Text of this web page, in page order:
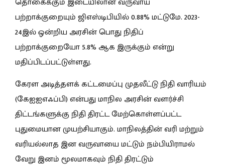
பற்றாக்குறையும் ஜிஎஸ்டிபியில் 0.88% மட்டுமே. 2023-
24இல் ஒன்றிய அரசின் பொது நிதிப்
பற்றாக்குறையோ 5.8% ஆக இருக்கும் என்று
மதிப்பிடப்பட்டுள்ளது.
கேரள அடித்தளக் கட்டமைப்பு முதலீட்டு நிதி வாரியம்
(கேஐஐஎஃப்பி) என்பது மாநில அரசின் வளர்ச்சி
திட்டங்களுக்கு நிதி திரட்ட மேற்கொள்ளப்பட்ட
புதுமையான முயற்சியாகும். மாநிலத்தின் வரி மற்றும்
வரியல்லாத இன வருவாயை மட்டும் நம்பியிராமல்
வேறு இனம் மூலமாகவும் நிதி திரட்டும்